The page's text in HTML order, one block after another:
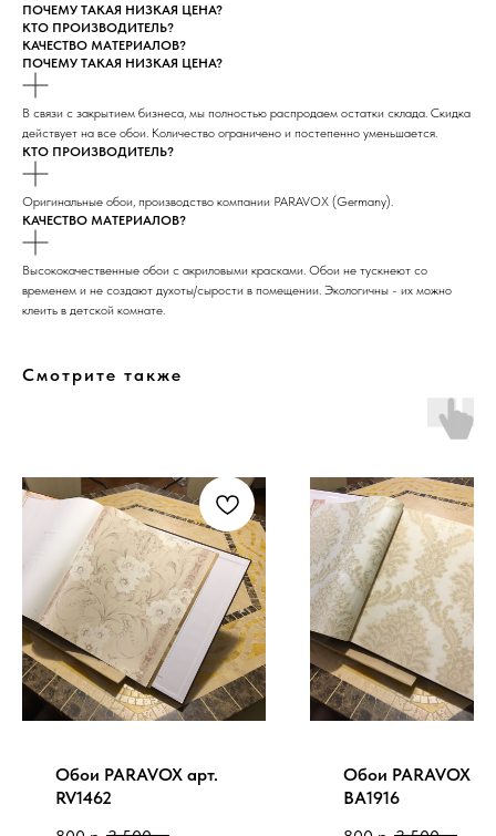
ПОЧЕМУ ТАКАЯ НИЗКАЯ ЦЕНА?
КТО ПРОИЗВОДИТЕЛЬ?
КАЧЕСТВО МАТЕРИАЛОВ?
ПОЧЕМУ ТАКАЯ НИЗКАЯ ЦЕНА?
В связи с закрытием бизнеса, мы полностью распродаем остатки склада. Скидка
действует на все обои. Количество ограничено и постепенно уменьшается.
КТО ПРОИЗВОДИТЕЛЬ?
Оригинальные обои, производство компании PARAVOX (Germany).
КАЧЕСТВО МАТЕРИАЛОВ?
Высококачественные обои с акриловыми красками. Обои не тускнеют со
временем и не создают духоты/сырости в помещении. Экологичны - их можно
клеить в детской комнате.
Смотрите также
Обои PARAVOX арт.
RV1462
Обои PARAVOX
BA1916